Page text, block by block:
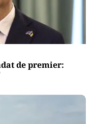
de premier: